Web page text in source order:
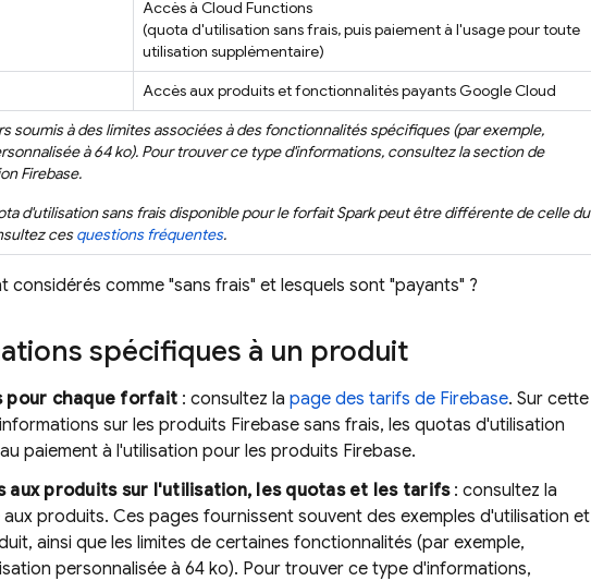
Accès à Cloud Functions
(quota d'utilisation sans frais, puis paiement à l'usage pour toute
utilisation supplémentaire)
Accès aux produits et fonctionnalités payantsGoogle Cloud
soumis à des limites associées à des fonctionnalités spécifiques (par exemple,
à 64 ko). Pour trouver ce type d'informations, consultez la section de
Firebase.
d'utilisation sans frais disponible pour le forfait Spark peut être différente de celle du
cesquestions fréquentes.
considérés comme "sans frais" et lesquels sont "payants" ?
spécifiques à un produit
pour chaque forfait : consultez la page des tarifs de Firebase. Sur cette
sur les produits Firebase sans frais, les quotas d'utilisation
paiement à l'utilisation pour les produits Firebase.
aux produits sur l'utilisation, les quotas et les tarifs: consultez la
produits. Ces pages fournissent souvent des exemples d'utilisation et
ainsi que les limites de certaines fonctionnalités (par exemple,
personnalisée à 64 ko). Pour trouver ce type d'informations,